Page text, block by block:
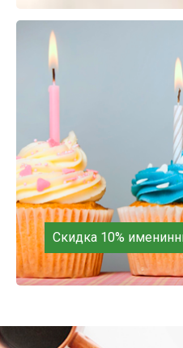
на следующую покупку!
Скидка 10%
Покупай, торопись!